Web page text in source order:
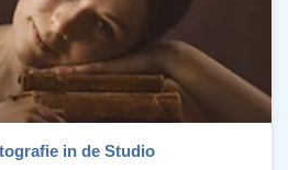
in de Studio